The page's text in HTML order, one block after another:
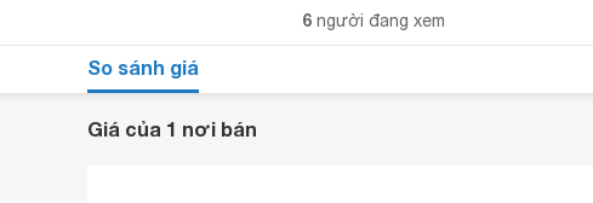
6 người đang xem
So sánh giá
Giá của 1 nơi bán